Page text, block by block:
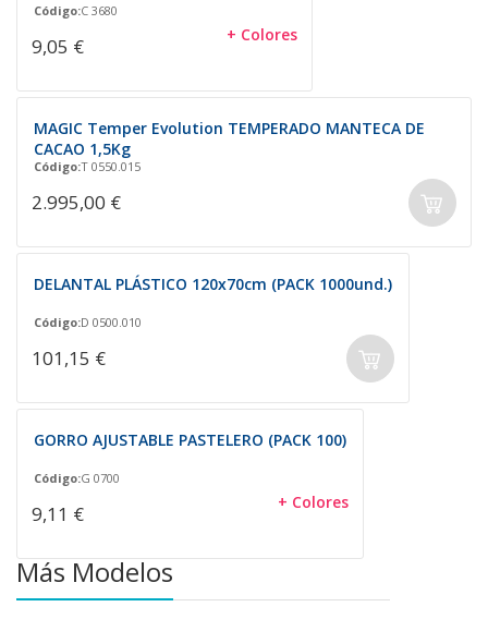
Código:C 3680
9,05 € + Colores
MAGIC Temper Evolution TEMPERADO MANTECA DE
CACAO 1,5Kg
Código:T 0550.015
2.995,00 €
DELANTAL PLÁSTICO 120x70cm (PACK 1000und.)
Código:D 0500.010
101,15 €
GORRO AJUSTABLE PASTELERO (PACK 100)
Código:G 0700
9,11 € + Colores
Más Modelos